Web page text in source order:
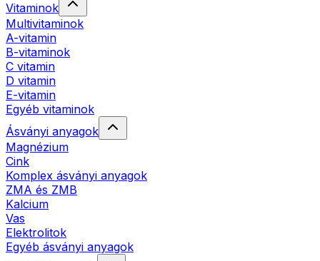
Vitaminok
Multivitaminok
A-vitamin
B-vitaminok
C vitamin
D vitamin
E-vitamin
Egyéb vitaminok
Ásványi anyagok
Magnézium
Cink
Komplex ásványi anyagok
ZMA és ZMB
Kalcium
Vas
Elektrolitok
Egyéb ásványi anyagok